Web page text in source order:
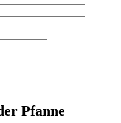
Pfanne